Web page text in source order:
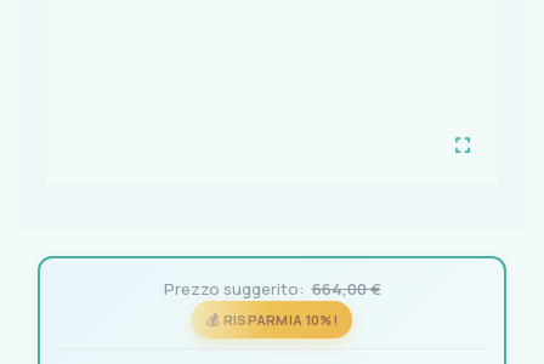
Prezzo suggerito: 664,00 €
💰 RISPARMIA 10%!